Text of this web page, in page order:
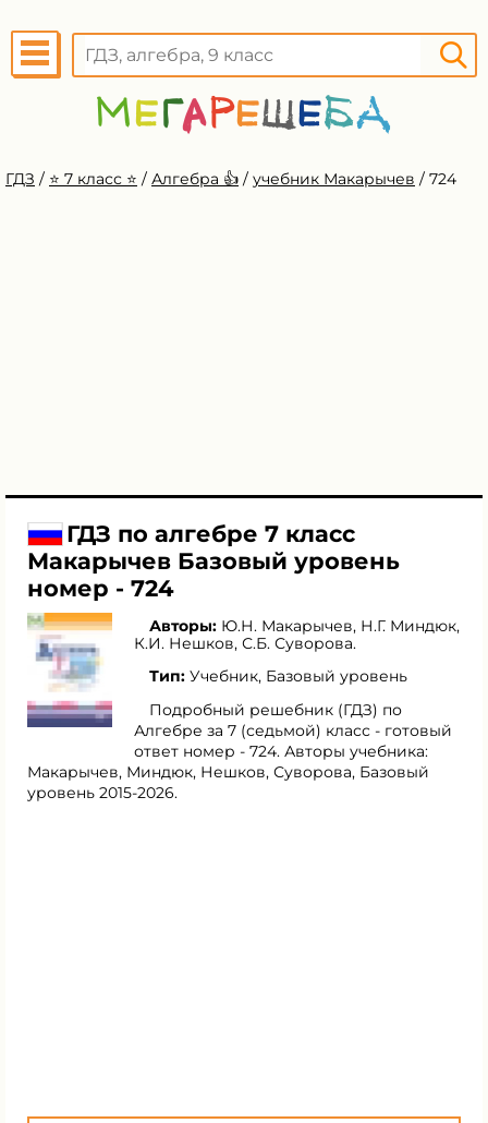
ГДЗ / ⭐️ 7 класс ⭐️ / Алгебра 👍 / учебник Макарычев / 724
ГДЗ по алгебре 7 класс
Макарычев Базовый уровень
номер - 724
Авторы: Ю.Н. Макарычев, Н.Г. Миндюк,
К.И. Нешков, С.Б. Суворова.
Тип: Учебник, Базовый уровень
Подробный решебник (ГДЗ) по
Алгебре за 7 (седьмой) класс - готовый
ответ номер - 724. Авторы учебника:
Макарычев, Миндюк, Нешков, Суворова, Базовый
уровень 2015-2026.